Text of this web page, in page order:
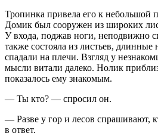
Тропинка привела его к небольшой
Домик был сооружен из широких
У входа, поджав ноги, неподвижно
также состояла из листьев, длинные
спадали на плечи. Взгляд у
мысли витали далеко. Нолик
показалось ему знакомым.
— Ты кто? — спросил он.
— Разве у гор и лесов спрашивают,
в ответ.